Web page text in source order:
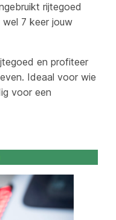
rijtegoed
7 keer jouw
en profiteer
Ideaal voor wie
voor een